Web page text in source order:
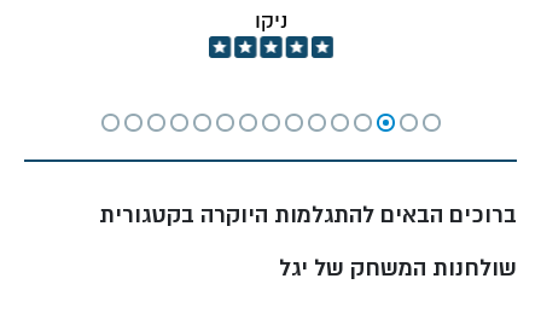
ניקו
ברוכים הבאים להתגלמות היוקרה בקטגורית
שולחנות המשחק של יגל